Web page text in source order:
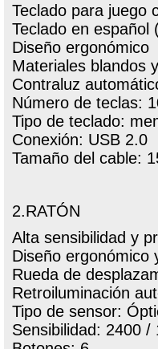
Teclado para juego
Teclado en español
Diseño ergonómico
Materiales blandos
Contraluz
Número de teclas:
Tipo de teclado:
Conexión: USB 2.0
Tamaño del cable:
2.RATÓN
Alta sensibilidad y
Diseño ergonómico
Rueda de
Retroiluminación
Tipo de sensor:
Sensibilidad: 2400